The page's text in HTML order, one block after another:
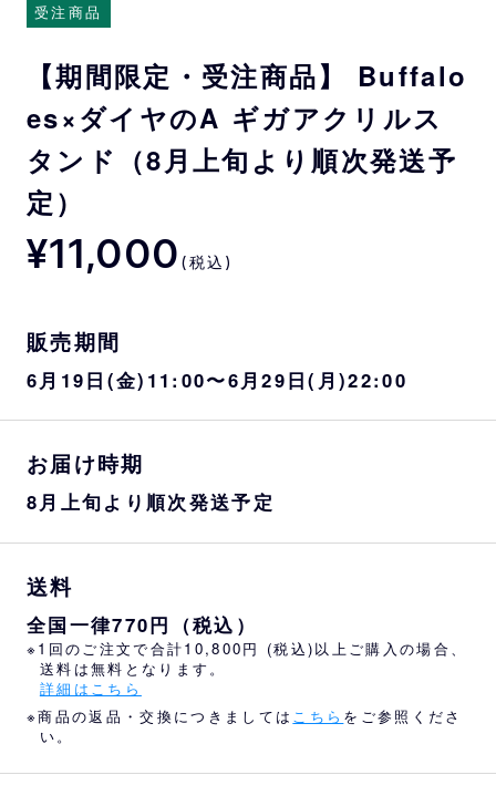
受注商品
【期間限定・受注商品】 Buffalo
es×ダイヤのA ギガアクリルス
タンド（8月上旬より順次発送予
定）
¥11,000 (税込)
販売期間
6月19日(金)11:00〜6月29日(月)22:00
お届け時期
8月上旬より順次発送予定
送料
全国一律770円（税込）
※1回のご注文で合計10,800円 (税込)以上ご購入の場合、
送料は無料となります。
詳細はこちら
※商品の返品・交換につきましては こちら をご参照くださ
い。